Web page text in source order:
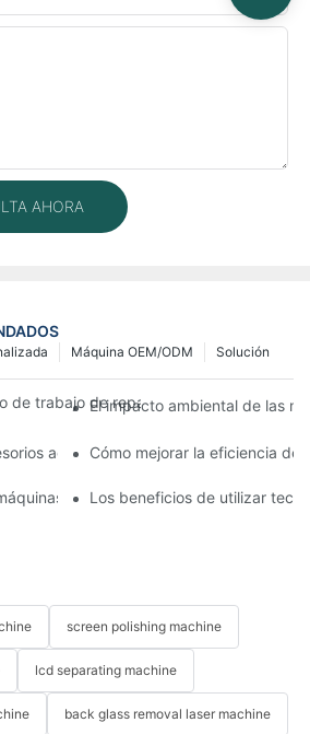
AHORA
Solución
Máquina OEM/ODM
de trabajo de reparación de móviles con
El impacto ambiental de las
adecuados para la máquina de
Cómo mejorar la eficiencia de
de reparación de teléfonos en el
Los beneficios de utilizar
screen polishing machine
lcd separating machine
back glass removal laser machine